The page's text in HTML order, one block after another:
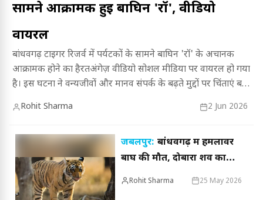
सामने आक्रामक हुई बाघिन 'रॉ', वीडियो
वायरल
बांधवगढ़ टाइगर रिजर्व में पर्यटकों के सामने बाघिन 'रॉ' के अचानक
आक्रामक होने का हैरतअंगेज़ वीडियो सोशल मीडिया पर वायरल हो गया
है। इस घटना ने वन्यजीवों और मानव संपर्क के बढ़ते मुद्दों पर चिंताएं बढ़ा
Rohit Sharma 2 Jun 2026
जबलपुर: बांधवगढ़ में हमलावर
बाघ की मौत, दोबारा शव का
होगा पोस्टमार्टम
Rohit Sharma 25 May 2026